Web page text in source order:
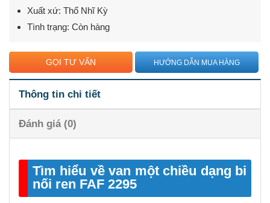
Xuất xứ: Thổ Nhĩ Kỳ
Tình trạng: Còn hàng
GỌI TƯ VẤN HƯỚNG DẪN MUA HÀNG
Thông tin chi tiết
Đánh giá (0)
Tìm hiểu về van một chiều dạng bi
nối ren FAF 2295